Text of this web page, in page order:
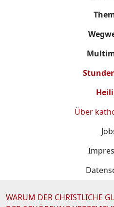
Über
WARUM DER CHRISTLICHE